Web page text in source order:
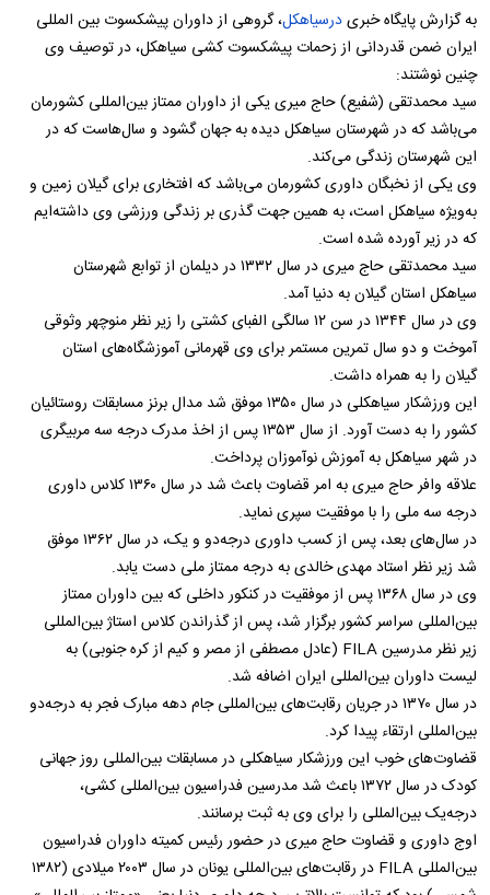
به گزارش پایگاه خبریدرسیاهکل، گروهی از داوران پیشکسوت بین المللی
ایران ضمن قدردانی از زحمات پیشکسوت کشی سیاهکل، در توصیف وی
چنین نوشتند:
سید محمدتقی (شفیع) حاج میری یکی از داوران ممتاز بین‌المللی کشورمان
می‌باشد که در شهرستان سیاهکل دیده به جهان گشود و سال‌هاست که در
این شهرستان زندگی می‌کند.
وی یکی از نخبگان داوری کشورمان می‌باشد که افتخاری برای گیلان زمین و
به‌ویژه سیاهکل است، به همین جهت گذری بر زندگی ورزشی وی داشته‌ایم
که در زیر آورده شده است.
سید محمدتقی حاج میری در سال ۱۳۳۲ در دیلمان از توابع شهرستان
سیاهکل استان گیلان به دنیا آمد.
وی در سال ۱۳۴۴ در سن ۱۲ سالگی الفبای کشتی را زیر نظر منوچهر وثوقی
آموخت و دو سال تمرین مستمر برای وی قهرمانی آموزشگاه‌های استان
گیلان را به همراه داشت.
این ورزشکار سیاهکلی در سال ۱۳۵۰ موفق شد مدال برنز مسابقات روستائیان
کشور را به دست آورد. از سال ۱۳۵۳ پس از اخذ مدرک درجه سه مربیگری
در شهر سیاهکل به آموزش نوآموزان پرداخت.
علاقه وافر حاج میری به امر قضاوت باعث شد در سال ۱۳۶۰ کلاس داوری
درجه سه ملی را با موفقیت سپری نماید.
در سال‌های بعد، پس از کسب داوری درجه‌دو و یک، در سال ۱۳۶۲ موفق
شد زیر نظر استاد مهدی خالدی به درجه ممتاز ملی دست یابد.
وی در سال ۱۳۶۸ پس از موفقیت در کنکور داخلی که بین داوران ممتاز
بین‌المللی سراسر کشور برگزار شد، پس از گذراندن کلاس استاژ بین‌المللی
زیر نظر مدرسین FILA (عادل مصطفی از مصر و کیم از کره جنوبی) به
لیست داوران بین‌المللی ایران اضافه شد.
در سال ۱۳۷۰ در جریان رقابت‌های بین‌المللی جام دهه مبارک فجر به درجه‌دو
بین‌المللی ارتقاء پیدا کرد.
قضاوت‌های خوب این ورزشکار سیاهکلی در مسابقات بین‌المللی روز جهانی
کودک در سال ۱۳۷۲ باعث شد مدرسین فدراسیون بین‌المللی کشی،
درجه‌یک بین‌المللی را برای وی به ثبت برسانند.
اوج داوری و قضاوت حاج میری در حضور رئیس کمیته داوران فدراسیون
بین‌المللی FILA در رقابت‌های بین‌المللی یونان در سال ۲۰۰۳ میلادی (۱۳۸۲